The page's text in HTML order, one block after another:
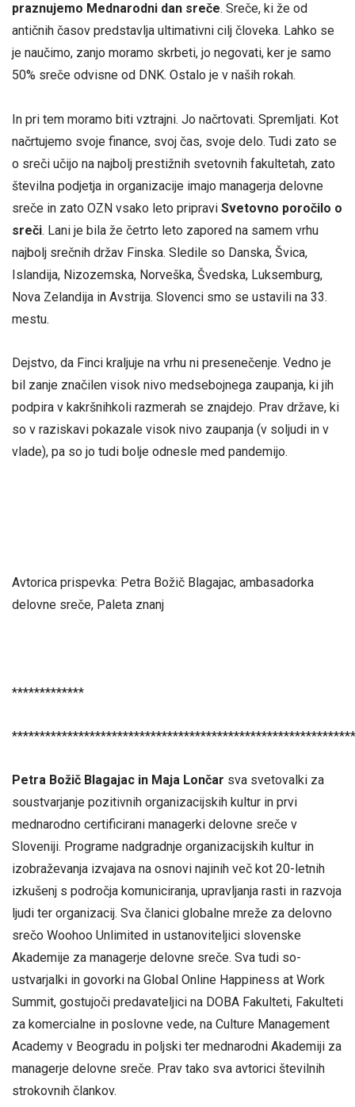
praznujemo Mednarodni dan sreče. Sreče, ki že od
antičnih časov predstavlja ultimativni cilj človeka. Lahko se
je naučimo, zanjo moramo skrbeti, jo negovati, ker je samo
50% sreče odvisne od DNK. Ostalo je v naših rokah.
In pri tem moramo biti vztrajni. Jo načrtovati. Spremljati. Kot
načrtujemo svoje finance, svoj čas, svoje delo. Tudi zato se
o sreči učijo na najbolj prestižnih svetovnih fakultetah, zato
številna podjetja in organizacije imajo managerja delovne
sreče in zato OZN vsako leto pripravi Svetovno poročilo o
sreči. Lani je bila že četrto leto zapored na samem vrhu
najbolj srečnih držav Finska. Sledile so Danska, Švica,
Islandija, Nizozemska, Norveška, Švedska, Luksemburg,
Nova Zelandija in Avstrija. Slovenci smo se ustavili na 33.
mestu.
Dejstvo, da Finci kraljuje na vrhu ni presenečenje. Vedno je
bil zanje značilen visok nivo medsebojnega zaupanja, ki jih
podpira v kakršnihkoli razmerah se znajdejo. Prav države, ki
so v raziskavi pokazale visok nivo zaupanja (v soljudi in v
vlade), pa so jo tudi bolje odnesle med pandemijo.
Avtorica prispevka: Petra Božič Blagajac, ambasadorka
delovne sreče, Paleta znanj
*************
Petra Božič Blagajac in Maja Lončar sva svetovalki za
soustvarjanje pozitivnih organizacijskih kultur in prvi
mednarodno certificirani managerki delovne sreče v
Sloveniji. Programe nadgradnje organizacijskih kultur in
izobraževanja izvajava na osnovi najinih več kot 20-letnih
izkušenj s področja komuniciranja, upravljanja rasti in razvoja
ljudi ter organizacij. Sva članici globalne mreže za delovno
srečo Woohoo Unlimited in ustanoviteljici slovenske
Akademije za managerje delovne sreče. Sva tudi so-
ustvarjalki in govorki na Global Online Happiness at Work
Summit, gostujoči predavateljici na DOBA Fakulteti, Fakulteti
za komercialne in poslovne vede, na Culture Management
Academy v Beogradu in poljski ter mednarodni Akademiji za
managerje delovne sreče. Prav tako sva avtorici številnih
strokovnih člankov.